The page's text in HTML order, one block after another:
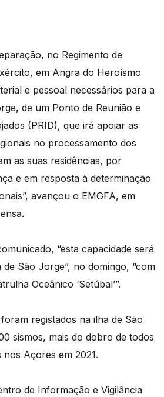
no Regimento de
em Angra do Heroísmo
e pessoal necessários para a
de um Ponto de Reunião e
(PRID), que irá apoiar as
no processamento dos
as suas residências, por
e em resposta à determinação
avançou o EMGFA, em
“esta capacidade será
São Jorge”, no domingo, “com
Oceânico ‘Setúbal’”.
registados na ilha de São
sismos, mais do dobro de todos
nos Açores em 2021.
de Informação e Vigilância